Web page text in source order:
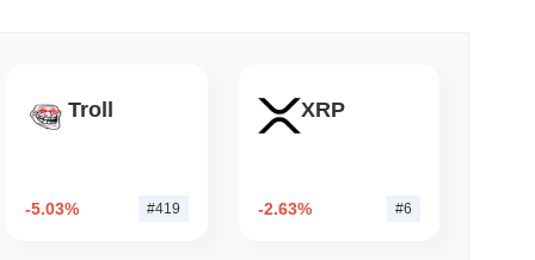
querem queimar recompensas de
a 50%
Troll
-5.03% #419
XRP
-2.63% #6